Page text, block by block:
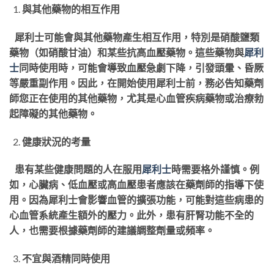
與其他藥物的相互作用
犀利士可能會與其他藥物產生相互作用，特別是硝酸鹽類
藥物（如硝酸甘油）和某些抗高血壓藥物。這些藥物與犀利
士同時使用時，可能會導致血壓急劇下降，引發頭暈、昏厥
等嚴重副作用。因此，在開始使用犀利士前，務必告知藥劑
師您正在使用的其他藥物，尤其是心血管疾病藥物或治療勃
起障礙的其他藥物。
健康狀況的考量
患有某些健康問題的人在服用 犀利士時需要格外謹慎。例
如，心臟病、低血壓或高血壓患者應該在藥劑師的指導下使
用。因為犀利士會影響血管的擴張功能，可能對這些病患的
心血管系統產生額外的壓力。此外，患有肝腎功能不全的
人，也需要根據藥劑師的建議調整劑量或頻率。
不宜與酒精同時使用